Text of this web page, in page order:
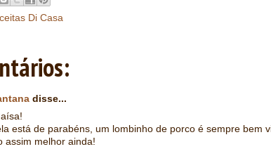
Di Casa
disse...
está de parabéns, um lombinho de porco é sempre bem
assim melhor ainda!